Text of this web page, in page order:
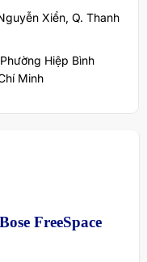
Xiển, Q. Thanh
Hiệp Bình
Minh
FreeSpace